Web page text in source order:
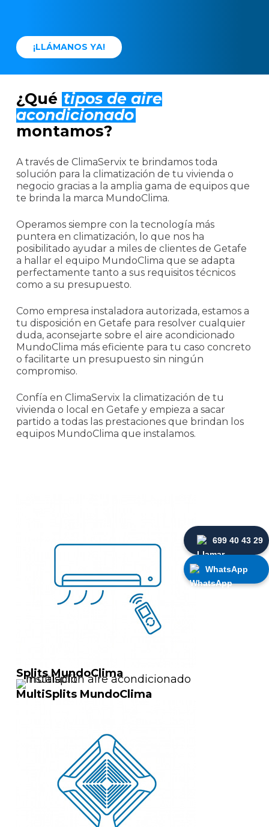
¡LLÁMANOS YA!
¿Qué tipos de aire
acondicionado
montamos?
A través de ClimaServix te brindamos toda
solución para la climatización de tu vivienda o
negocio gracias a la amplia gama de equipos que
te brinda la marca MundoClima.
Operamos siempre con la tecnología más
puntera en climatización, lo que nos ha
posibilitado ayudar a miles de clientes de Getafe
a hallar el equipo MundoClima que se adapta
perfectamente tanto a sus requisitos técnicos
como a su presupuesto.
Como empresa instaladora autorizada, estamos a
tu disposición en Getafe para resolver cualquier
duda, aconsejarte sobre el aire acondicionado
MundoClima más eficiente para tu caso concreto
o facilitarte un presupuesto sin ningún
compromiso.
Confía en ClimaServix la climatización de tu
vivienda o local en Getafe y empieza a sacar
partido a todas las prestaciones que brindan los
equipos MundoClima que instalamos.
Splits MundoClima
MultiSplits MundoClima
699 40 43 29
WhatsApp